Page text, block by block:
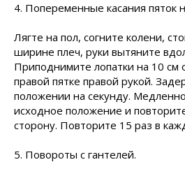
4. Попеременные касания пяток
Лягте на пол, согните колени,
ширине плеч, руки вытяните
Приподнимите лопатки на 10 см
правой пятке правой рукой.
положении на секунду.
исходное положение и
сторону. Повторите 15 раз в
5. Повороты с гантелей.